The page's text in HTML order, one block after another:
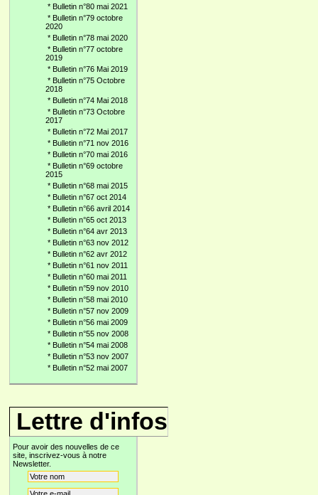
* Bulletin n°80 mai 2021
* Bulletin n°79 octobre
2020
* Bulletin n°78 mai 2020
* Bulletin n°77 octobre
2019
* Bulletin n°76 Mai 2019
* Bulletin n°75 Octobre
2018
* Bulletin n°74 Mai 2018
* Bulletin n°73 Octobre
2017
* Bulletin n°72 Mai 2017
* Bulletin n°71 nov 2016
* Bulletin n°70 mai 2016
* Bulletin n°69 octobre
2015
* Bulletin n°68 mai 2015
* Bulletin n°67 oct 2014
* Bulletin n°66 avril 2014
* Bulletin n°65 oct 2013
* Bulletin n°64 avr 2013
* Bulletin n°63 nov 2012
* Bulletin n°62 avr 2012
* Bulletin n°61 nov 2011
* Bulletin n°60 mai 2011
* Bulletin n°59 nov 2010
* Bulletin n°58 mai 2010
* Bulletin n°57 nov 2009
* Bulletin n°56 mai 2009
* Bulletin n°55 nov 2008
* Bulletin n°54 mai 2008
* Bulletin n°53 nov 2007
* Bulletin n°52 mai 2007
Lettre d'infos
Pour avoir des nouvelles de ce
site, inscrivez-vous à notre
Newsletter.